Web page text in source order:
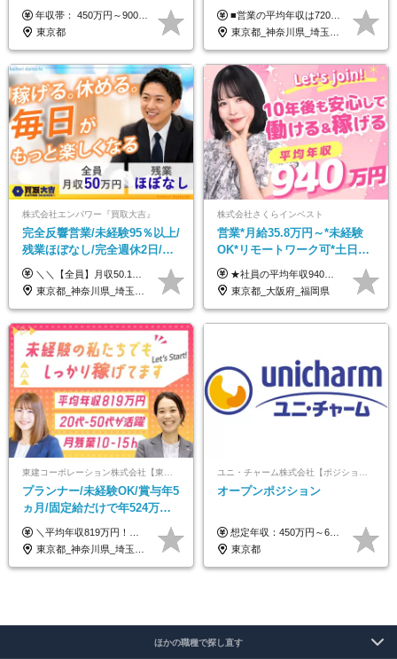
年収帯： 450万円～900万円 ※経験・スキルを考慮の上、決定します。
東京都
円/4人に1人が年収1000万円超
え/成約率90％
■営業の平均年収は720万円！ ■4人に1人が年収1000万円超え 月給27万円～100万円+インセンティブ(平均月20～40万円程) ＜インセンティブ制度について＞ 当社では創業以来、頑張ったらその分稼げる環境づくりに注力。カウンセラー部署では、個人の成約金額・チームの成果・事業部の売上利益を掛け合わせる新しいインセンティブ制度を導入しました。あなたの頑張り次第で毎月高インセンティブが実現できる体制です！ ※上記金額には固定残業代（35,500円以上～・30時間分）が含まれます。時間超過分は追加支給します。 ※試用期間3か月あり。研修期間3か月中は、月給25万円～30万円になります。(固定残業代：35,500円～・23h分を含む) ※インセンティブの一部は、研修期間中から支給されます。その他待遇の差異はありません。
東京都_神奈川県_埼玉県_千葉県_大阪府_愛知県_北海道_宮城県_栃木県_群馬県_静岡県_兵庫県_京都府_岡山県_熊本県
株式会社エンパワー『買取大吉』
完全反響営業/未経験95％以上/
残業ほぼなし/完全週休2日/月
収50万円スタート！/賞与年2
回
＼＼【全員】月収50.1万円保証！／／ 月給30.1万円＋インセン＋特別手当20万円(半年間)＋賞与 ※経験者は優遇いたします（研修も免除の場合有） ※固定残業代:7万4000円以上/月45時間分を含む ※固定残業代は残業がない場合も支給し、超過分は別途支給します ■入社後5日間研修を実施 研修中のテスト（ロープレ、商材知識）合格で研修生卒業となり翌月からインセンティブの対象に。 ロープレは細かな評価基準があり、顧客満足度をキープするため非常に重要なテストです。 ※4カ月目以降も不合格の場合、月給28.3万円／1カ月以内合格率100％ ＜平均年収＞ ◆一般メンバー ：625万円 ◆店長（管理職）：1178万円 ◆マネージャー ：4160万円
東京都_神奈川県_埼玉県_千葉県_大阪府_愛知県_北海道_青森県_岩手県_宮城県_秋田県_山形県_福島県_茨城県_栃木県_群馬県_新潟県_山梨県_長野県_富山県_石川県_福井県_静岡県_岐阜県_三重県_兵庫県_京都府_滋賀県_奈良県_和歌山県_広島県_岡山県_鳥取県_島根県_山口県_徳島県_香川県_愛媛県_高知県_福岡県_熊本県_佐賀県_長崎県_大分県_宮崎県_鹿児島県_沖縄県
株式会社さくらインベスト
営業*月給35.8万円～*未経験
OK*リモートワーク可*土日祝
休み*年休123日以上*転職者全
員が収入UP
★社員の平均年収940万円（※2025年11月時点） ★転職者は全員収入アップを実現 ★入社半年で昇給した実績あり！ 【営業未経験】 月給35万8,000円～（固定残業代含む）＋インセンティブ ＋賞与年2回 【管理職候補】 月給40万円～100万円＋インセンティブ＋賞与年2回 ※固定残業代は、時間外労働の有無にかかわらず月25時間分（月5万8,000円～）を支給します。 ※上記を超える時間外労働分は、別途追加で支給します。 ＼月給額が高い理由について／ 当社が扱うのは、1件あたり100万円以上となる高単価な金融商品です。 そのため月給ベースも高く設定して社員に還元しています。 ＜試用期間中の給与＞※営業未経験の方 試用期間2カ月あり。 月給25万円＋営業手当5万円（資格取得後より日割り支給） ※残業代は別途全額支給します。 ※その他の待遇に差異はありません。 ★時短勤務も可能です ・7時間勤務：月給26万2,500円～＋インセンティブ＋賞与（年2回） ・6時間勤務：月給24万円～＋インセンティブ＋賞与（年2回） （時短勤務例）9:00-16:00、10:00-17:00など
東京都_大阪府_福岡県
プランナー/未経験OK/賞与年5
ヵ月/固定給だけで年524万円
可能/二人に一人が年収700万
円/休めて稼げる
＼平均年収819万円！社員の最大年収3,131万円／ ＼2人に1人が年収700万円以上／ ＼5人に1人が年収1,000万円以上！／ 固定給だけで、年収524万円も可能！ インセンティブだけでなく固定給でもしっかり稼げる仕組みです！ 【入社初年度】 年収400万～550万円＋インセンティブ →月給26万3,000円～29万5,600円＋賞与年2回（基本給×約5ヵ月分※前年度実績）＋インセンティブ＋各種手当 【インセンティブ】 1物件着工で目安80万～200万円 ※建物の契約金額実績によります 【各種手当】 ・都市手当…月1万円～3万円（首都圏・東海圏・関西圏で弊社指定の事業所に勤務する方が対象） ・家族手当…配偶者：月1万円、子供1名につき：月5千円 ・資格手当…FP資格1級：月1万円、2級：月5千円、3級：月3千円 ・役職手当…昇進欄に詳細記載（主任補：月5千円→主任：月1万円…） 【その他】 ※上記月給には、固定残業代【47時間分（7万3,800円以上）】が含まれます ※月平均残業時間は14時間と少なめです（2023年度） ※固定残業代の時間数を超える時間外労働は追加で支給 但し、時間数を超える時間外労働が発生する場合もあります（特別条項付き協定締結済）
東京都_神奈川県_埼玉県_千葉県_大阪府_愛知県_宮城県_茨城県_栃木県_群馬県_静岡県_兵庫県_京都府_福岡県
オープンポジション
想定年収：450万円～650万円 ※経験・能力を考慮の上、規定により優遇いたします ※試用期間6ヵ月（その間の給与・待遇に変動はありません）
東京都
ほかの職種で探し直す